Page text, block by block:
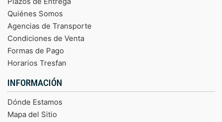
Quiénes Somos
Agencias de Transporte
Condiciones de Venta
Formas de Pago
Horarios Tresfan
INFORMACIÓN
Dónde Estamos
Mapa del Sitio